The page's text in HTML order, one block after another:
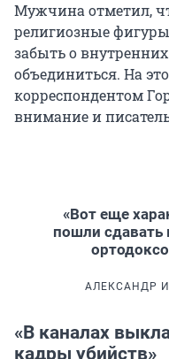
Мужчина отметил,
религиозные
забыть о
объединиться. На
корреспондентом
внимание и
«Вот еще
пошли сдавать
АЛЕКСАНДР
«В каналах
кадры убийств»